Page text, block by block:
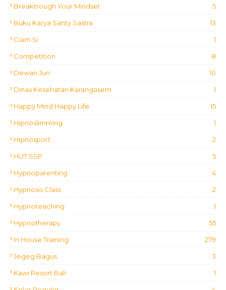
Breaktrough Your Mindset 5
Buku Karya Santy Sastra 13
Ciam Si 1
Competition 8
Dewan Juri 10
Dinas Kesehatan Karangasem 1
Happy Mind Happy Life 15
Hipnoslimming 1
Hipnosport 2
HUT SSP 5
Hypnoparenting 4
Hypnosis Class 2
Hypnoteaching 1
Hypnotherapy 55
In House Training 279
Jegeg Bagus 3
Kawi Resort Bali 1